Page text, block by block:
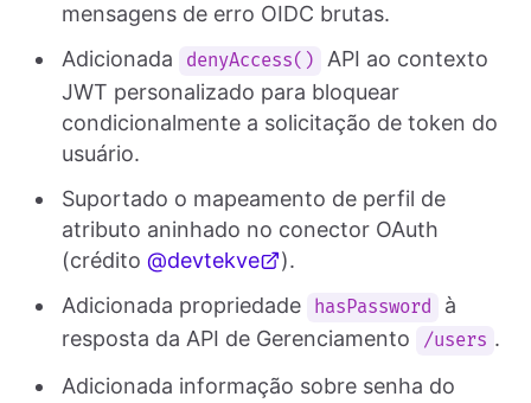
mensagens de erro OIDC brutas.
Adicionada
denyAccess()
API ao contexto
JWT personalizado para bloquear
condicionalmente a solicitação de token do
usuário.
Suportado o mapeamento de perfil de
atributo aninhado no conector OAuth
(crédito @devtekve
).
Adicionada propriedade
hasPassword
à
resposta da API de Gerenciamento
/users .
Adicionada informação sobre senha do